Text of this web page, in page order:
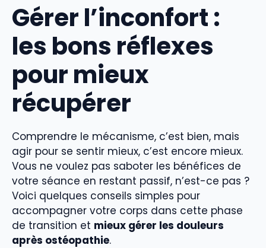
Gérer l’inconfort :
les bons réflexes
pour mieux
récupérer
Comprendre le mécanisme, c’est bien, mais
agir pour se sentir mieux, c’est encore mieux.
Vous ne voulez pas saboter les bénéfices de
votre séance en restant passif, n’est-ce pas ?
Voici quelques conseils simples pour
accompagner votre corps dans cette phase
de transition et mieux gérer les douleurs
après ostéopathie.